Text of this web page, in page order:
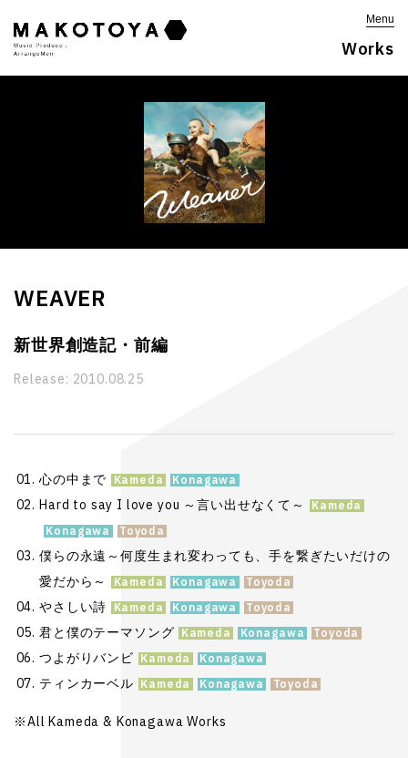
Menu
Works
WEAVER
新世界創造記・前編
Release: 2010.08.25
心の中まで
Hard to say I love you ～言い出せなくて～
僕らの永遠～何度生まれ変わっても、手を繋ぎたいだけの
愛だから～
やさしい詩
君と僕のテーマソング
つよがりバンビ
ティンカーベル
※All Kameda & Konagawa Works